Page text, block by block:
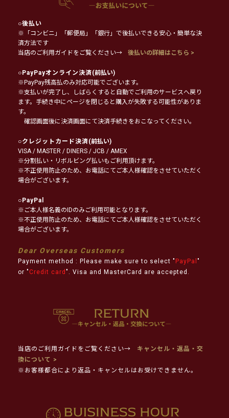
○後払い
※「コンビニ」「郵便局」「銀行」で後払いできる安心・簡単な決
済方法です
当店のご利用ガイドをご覧ください→
後払いの詳細はこちら >
○PayPayオンライン決済(前払い)
※PayPay残高払のみ対応可能でございます。
※支払いが完了し、しばらくすると自動でご利用のサービスへ戻り
ます。手続き中にページを閉じると購入が失敗する可能性がありま
す。
確認画面後に決済画面にて決済手続きをおこなってください。
○クレジットカード決済(前払い)
VISA / MASTER / DINERS / JCB / AMEX
※分割払い・リボルビング払いもご利用頂けます。
※不正使用防止のため、お電話にてご本人様確認をさせていただく
場合がございます。
○PayPal
※ご本人様名義のIDのみご利用可能となります。
※不正使用防止のため、お電話にてご本人様確認をさせていただく
場合がございます。
Dear Overseas Customers
Payment method : Please make sure to select " PayPal "
or " Credit card ". Visa and MasterCard are accepted.
当店のご利用ガイドをご覧ください→
キャンセル・返品・交
換について >
※お客様都合により返品・キャンセルはお受けできません。